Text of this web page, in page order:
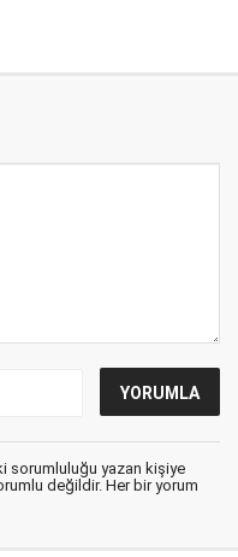
sorumluluğu yazan kişiye
değildir. Her bir yorum